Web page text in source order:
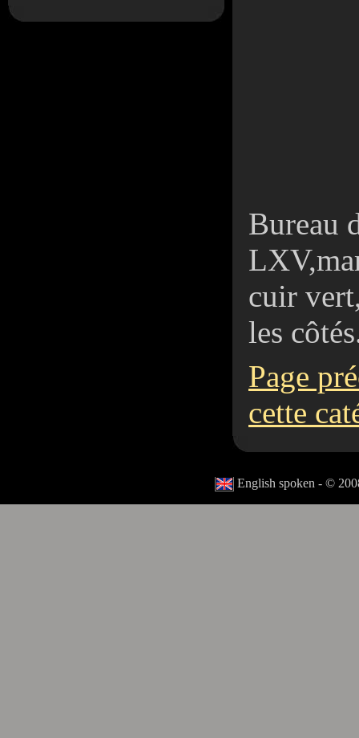
Bureau
cuir
les
Page
cette
English spoken - ©